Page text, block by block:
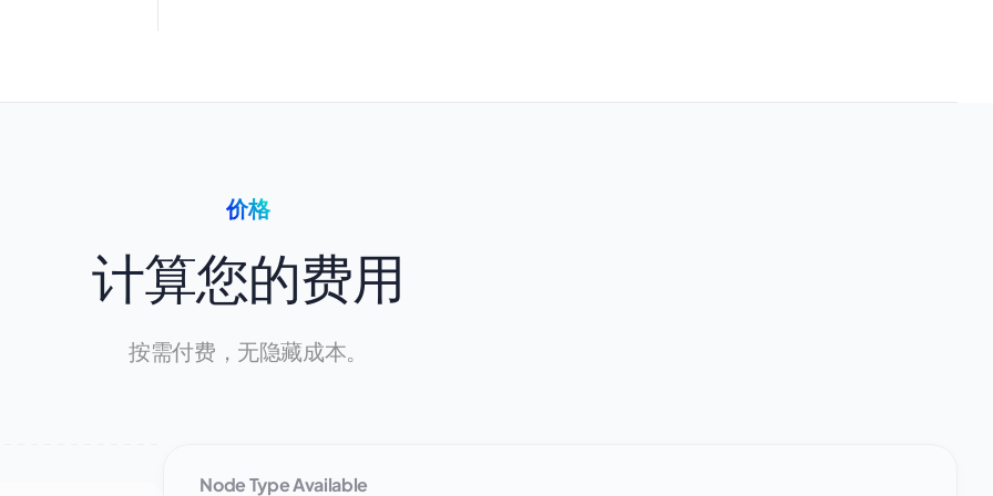
价格
计算您的费用
按需付费，无隐藏成本。
Node Type Available